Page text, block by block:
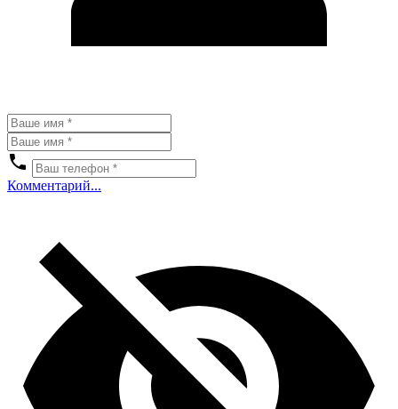
Комментарий...